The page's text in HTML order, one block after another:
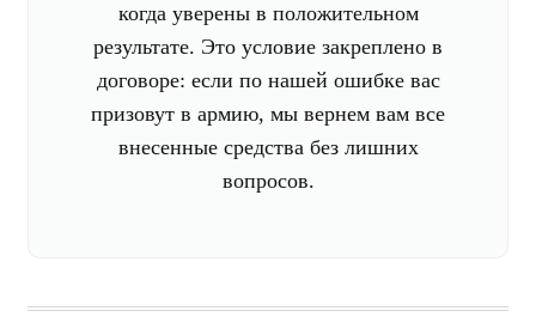
когда уверены в положительном
результате. Это условие закреплено в
договоре: если по нашей ошибке вас
призовут в армию, мы вернем вам все
внесенные средства без лишних
вопросов.